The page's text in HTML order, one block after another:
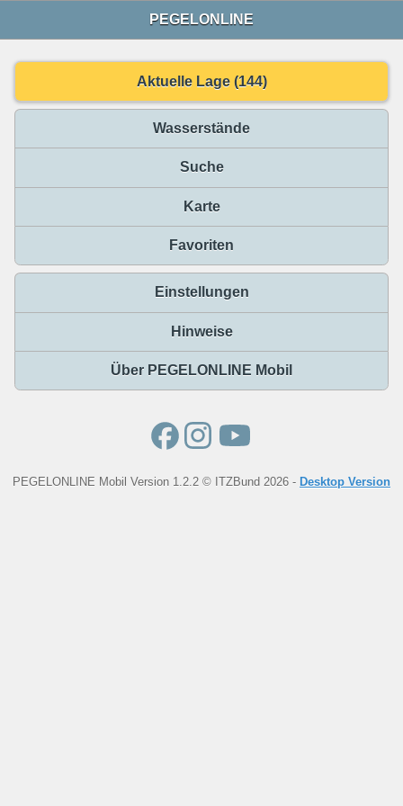
PEGELONLINE
Aktuelle Lage (144)
Wasserstände
Suche
Karte
Favoriten
Einstellungen
Hinweise
Über PEGELONLINE Mobil
PEGELONLINE Mobil Version 1.2.2 © ITZBund 2026 - Desktop Version